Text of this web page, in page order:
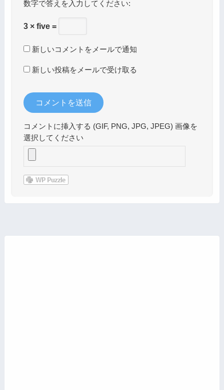
数字で答えを入力してください:
3 × five =
新しいコメントをメールで通知
新しい投稿をメールで受け取る
コメントに挿入する (GIF, PNG, JPG, JPEG) 画像を
選択してください